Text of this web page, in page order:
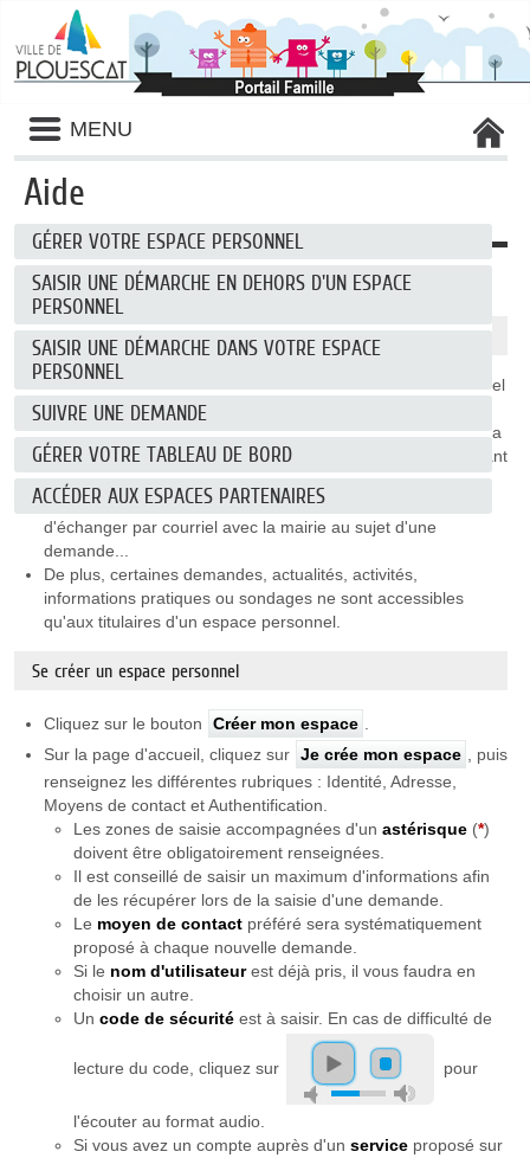
Liste
des
avertissements
MENU
Aide
GÉRER VOTRE ESPACE PERSONNEL
SAISIR UNE DÉMARCHE EN DEHORS D'UN ESPACE
PERSONNEL
SAISIR UNE DÉMARCHE DANS VOTRE ESPACE
PERSONNEL
SUIVRE UNE DEMANDE
GÉRER VOTRE TABLEAU DE BORD
ACCÉDER AUX ESPACES PARTENAIRES
Gérer votre espace personnel
Pourquoi se créer un espace personnel ?
Lescoordonnées
saisies à la création de l'espace personnel
sont réutilisées lors de futures demandes.
L'accès à unespace de stockagesécurisé permet l'ajout, la
modification ou la suppression de pièces justificatives pouvant
être utilisées pour des demandes différentes.
La possibilité desuivre l'étatde ses différentes demandes,
d'échanger par courriel avec la mairie au sujet d'une
demande...
De plus, certaines demandes, actualités, activités,
informations pratiques ou sondages ne sont accessibles
qu'aux titulaires d'un espace personnel.
Se créer un espace personnel
Cliquez sur le bouton Créer mon espace
Sur la page d'accueil, cliquez sur Je crée mon espace
, puis
renseignez les différentes rubriques : Identité, Adresse,
Moyens de contact et Authentification.
Les zones de saisie accompagnées d'un astérisque(*)
doivent être obligatoirement renseignées.
Il est conseillé de saisir un maximum d'informations afin
de les récupérer lors de la saisie d'une demande.
Le moyen de contactpréféré sera systématiquement
proposé à chaque nouvelle demande.
Si le nom d'utilisateurest déjà pris, il vous faudra en
choisir un autre.
Un code de sécurité est à saisir. En cas de difficulté de
lecture du code, cliquez sur pour
l'écouter au format audio.
Si vous avez un compte auprès d'un serviceproposé sur